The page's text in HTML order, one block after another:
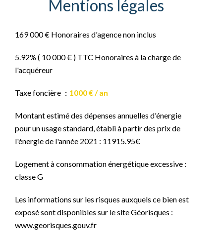
Mentions légales
169 000 € Honoraires d'agence non inclus
5.92% ( 10 000 € ) TTC Honoraires à la charge de
l'acquéreur
Taxe foncière 1000 € / an
Montant estimé des dépenses annuelles d'énergie
pour un usage standard, établi à partir des prix de
l'énergie de l'année 2021 : 11915.95€
Logement à consommation énergétique excessive :
classe G
Les informations sur les risques auxquels ce bien est
exposé sont disponibles sur le site Géorisques :
www.georisques.gouv.fr